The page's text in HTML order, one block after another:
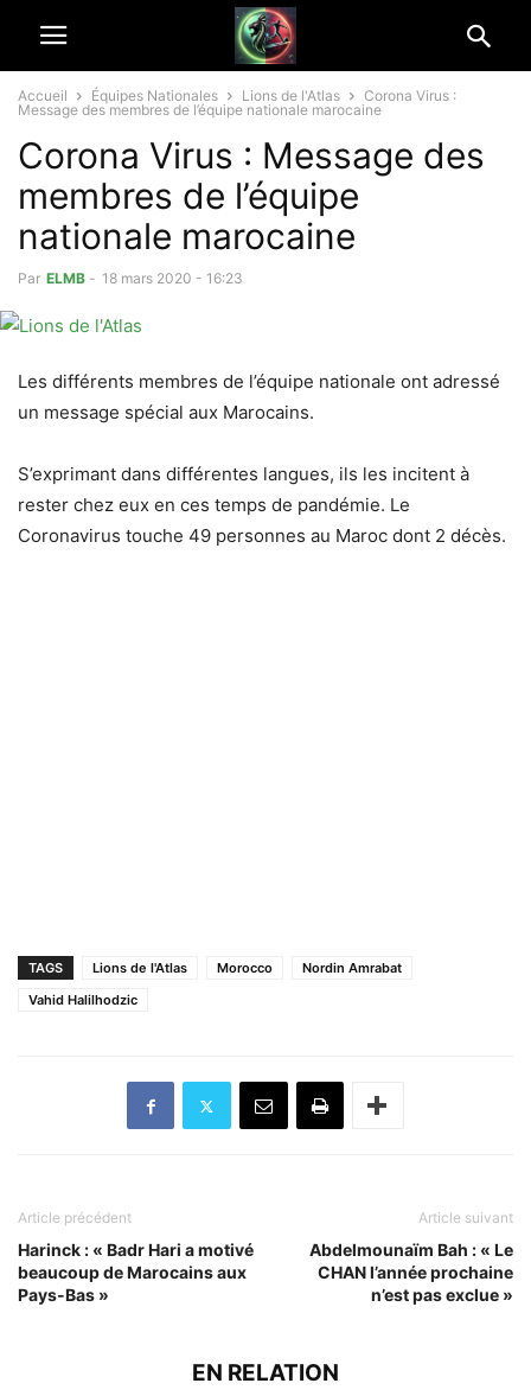
Accueil Équipes Nationales Lions de l'Atlas
Corona Virus :
Message des membres de l’équipe nationale marocaine
Corona Virus : Message des
membres de l’équipe
nationale marocaine
Par ELMB - 18 mars 2020 - 16:23
Les différents membres de l’équipe nationale ont adressé
un message spécial aux Marocains.
S’exprimant dans différentes langues, ils les incitent à
rester chez eux en ces temps de pandémie. Le
Coronavirus touche 49 personnes au Maroc dont 2 décès.
TAGS Lions de l'Atlas Morocco
Nordin Amrabat
Vahid Halilhodzic
Article précédent
Harinck : « Badr Hari a motivé
beaucoup de Marocains aux
Pays-Bas »
Article suivant
Abdelmounaïm Bah : « Le
CHAN l’année prochaine
n’est pas exclue »
EN RELATION